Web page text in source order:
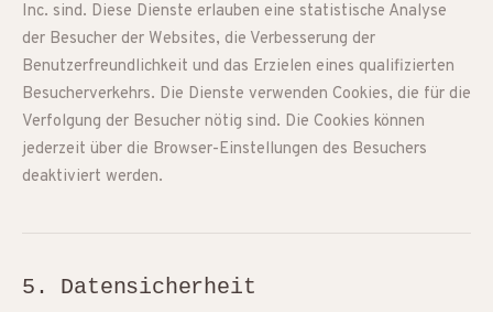
Inc. sind. Diese Dienste erlauben eine statistische Analyse
der Besucher der Websites, die Verbesserung der
Benutzerfreundlichkeit und das Erzielen eines qualifizierten
Besucherverkehrs. Die Dienste verwenden Cookies, die für die
Verfolgung der Besucher nötig sind. Die Cookies können
jederzeit über die Browser-Einstellungen des Besuchers
deaktiviert werden.
5. Datensicherheit